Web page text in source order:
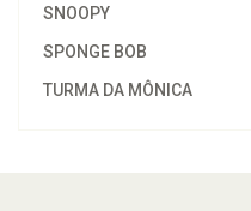
SNOOPY
SPONGE BOB
TURMA DA MÔNICA